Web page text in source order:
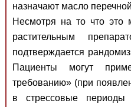
назначают масло
Несмотря на то что это
растительным
подтверждается
Пациенты могут
требованию» (при
в стрессовые периоды